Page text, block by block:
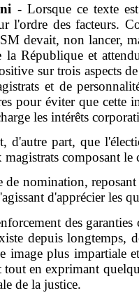
- Lorsque ce texte
l'ordre des facteurs.
devait, non lancer,
la République et
sur trois aspects
et de
pour éviter que
les intérêts
d'autre part, que
composant le
nomination,
d'apprécier les
des
depuis longtemps,
image plus impartiale
en exprimant
de la justice.